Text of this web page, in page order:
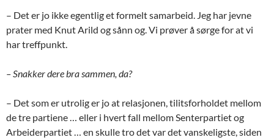
– Det er jo ikke egentlig et formelt samarbeid. Jeg har jevne
prater med Knut Arild og sånn og. Vi prøver å sørge for at vi
har treffpunkt.
– Snakker dere bra sammen, da?
– Det som er utrolig er jo at relasjonen, tilitsforholdet mellom
de tre partiene … eller i hvert fall mellom Senterpartiet og
Arbeiderpartiet … en skulle tro det var det vanskeligste, siden